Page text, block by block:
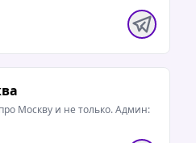
Москву и не только. Админ: